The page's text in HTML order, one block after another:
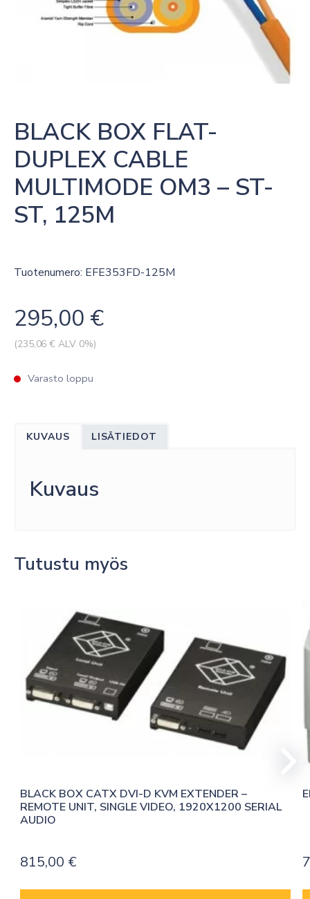
BLACK BOX FLAT-
DUPLEX CABLE
MULTIMODE OM3 – ST-
ST, 125M
Tuotenumero: EFE353FD-125M
295,00 €
(235,06 € ALV 0%)
Varasto loppu
KUVAUS LISÄTIEDOT
Kuvaus
Tutustu myös
BLACK BOX CATX DVI-D KVM EXTENDER –
REMOTE UNIT, SINGLE VIDEO, 1920X1200 SERIAL
AUDIO
815,00 €